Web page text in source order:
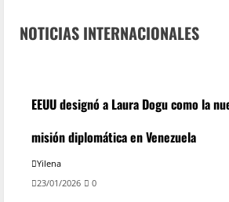
NOTICIAS INTERNACIONALES
EEUU designó a Laura Dogu como la
misión diplomática en Venezuela
Yilena
23/01/2026
0